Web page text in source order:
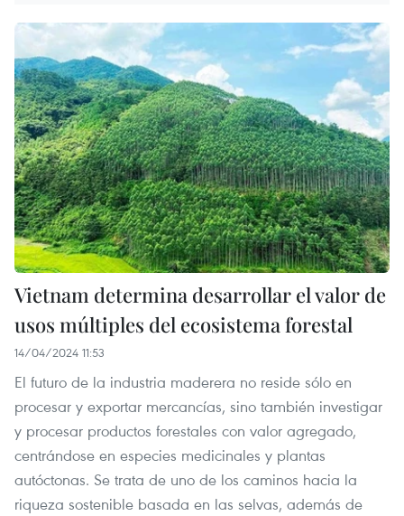
Vietnam determina desarrollar el valor de
usos múltiples del ecosistema forestal
14/04/2024 11:53
El futuro de la industria maderera no reside sólo en
procesar y exportar mercancías, sino también investigar
y procesar productos forestales con valor agregado,
centrándose en especies medicinales y plantas
autóctonas. Se trata de uno de los caminos hacia la
riqueza sostenible basada en las selvas, además de